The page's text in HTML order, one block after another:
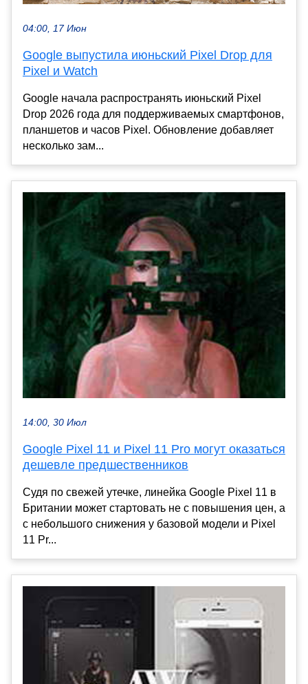
04:00, 17 Июн
Google выпустила июньский Pixel Drop для
Pixel и Watch
Google начала распространять июньский Pixel
Drop 2026 года для поддерживаемых смартфонов,
планшетов и часов Pixel. Обновление добавляет
несколько зам...
14:00, 30 Июл
Google Pixel 11 и Pixel 11 Pro могут оказаться
дешевле предшественников
Судя по свежей утечке, линейка Google Pixel 11 в
Британии может стартовать не с повышения цен, а
с небольшого снижения у базовой модели и Pixel
11 Pr...